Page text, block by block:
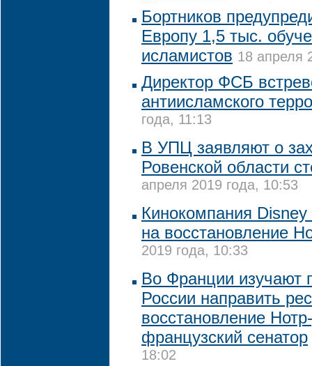
Бортников
Европу 1,5 тыс.
исламистов 18 апреля
Директор ФСБ
антиисламского
года, 11:13
В УПЦ заявляют о
Ровенской области
апреля 2019 года, 10:53
Кинокомпания
на восстановление
2019 года, 10:33
Во Франции изучают
России направить
восстановление
французский сенатор
18:02